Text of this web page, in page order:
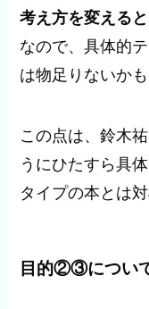
考え方を変える
なので、具体的
は物足りないかも
この点は、鈴木
うにひたすら具
タイプの本とは
目的②③につい